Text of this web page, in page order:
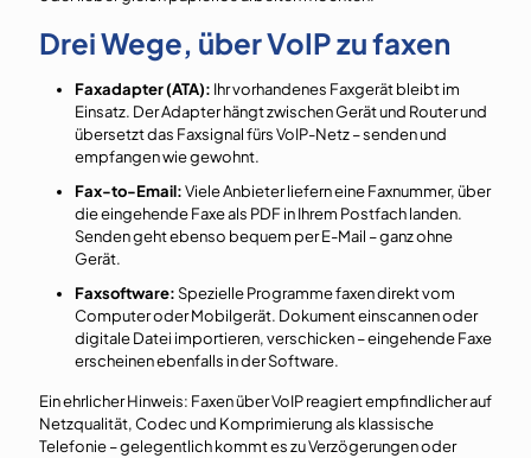
Drei Wege, über VoIP zu faxen
Faxadapter (ATA): Ihr vorhandenes Faxgerät bleibt im
Einsatz. Der Adapter hängt zwischen Gerät und Router und
übersetzt das Faxsignal fürs VoIP-Netz – senden und
empfangen wie gewohnt.
Fax-to-Email:Viele Anbieter liefern eine Faxnummer, über
die eingehende Faxe als PDF in Ihrem Postfach landen.
Senden geht ebenso bequem per E-Mail – ganz ohne
Gerät.
Faxsoftware:Spezielle Programme faxen direkt vom
Computer oder Mobilgerät. Dokument einscannen oder
digitale Datei importieren, verschicken – eingehende Faxe
erscheinen ebenfalls in der Software.
Ein ehrlicher Hinweis: Faxen über VoIP reagiert empfindlicher auf
Netzqualität, Codec und Komprimierung als klassische
Telefonie – gelegentlich kommt es zu Verzögerungen oder